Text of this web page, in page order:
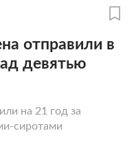
отправили в
девятью
на 21 год за
сиротами